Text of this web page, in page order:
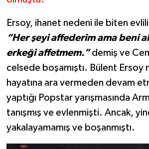
Ersoy, ihanet nedeni ile biten
“Her şeyi affederim ama beni
erkeği affetmem.”demiş ve
celsede boşamıştı. Bülent Ersoy
hayatına ara vermeden devam
yaptığı Popstar yarışmasında
tanışmış ve evlenmişti. Ancak,
yakalayamamış ve boşanmıştı.